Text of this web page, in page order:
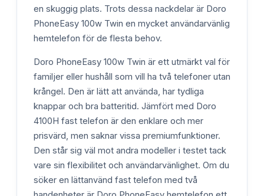
en skuggig plats. Trots dessa nackdelar är Doro
PhoneEasy 100w Twin en mycket användarvänlig
hemtelefon för de flesta behov.
Doro PhoneEasy 100w Twin är ett utmärkt val för
familjer eller hushåll som vill ha två telefoner utan
krångel. Den är lätt att använda, har tydliga
knappar och bra batteritid. Jämfört med Doro
4100H fast telefon är den enklare och mer
prisvärd, men saknar vissa premiumfunktioner.
Den står sig väl mot andra modeller i testet tack
vare sin flexibilitet och användarvänlighet. Om du
söker en lättanvänd fast telefon med två